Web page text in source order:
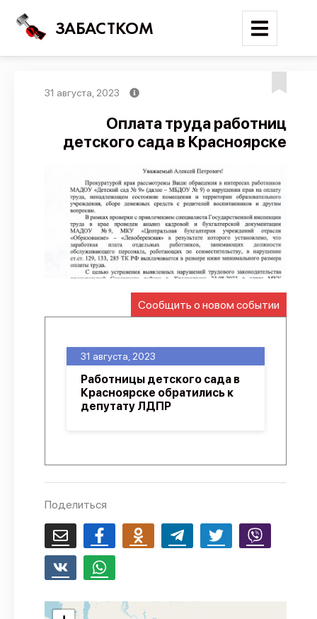
ЗАБАСТКОМ
Поиск
Новости
Карта событий
Трудовые конфликты
Отчеты
Предложить публикацию
API
Политика конфиденциальности
31 августа, 2023
Оплата труда работниц
детского сада в Красноярске
Сообщить о новом событии
31 августа, 2023
Работницы детского сада в
Красноярске обратились к
депутату ЛДПР
Поделиться